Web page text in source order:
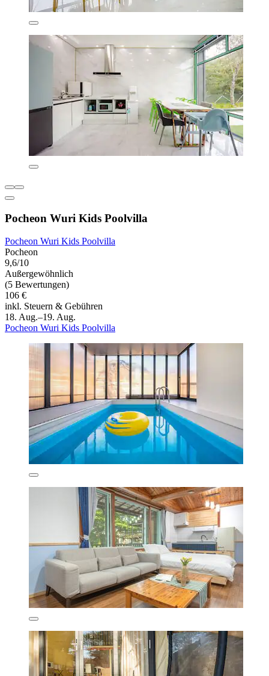
Pocheon Wuri Kids Poolvilla
Pocheon Wuri Kids Poolvilla
Pocheon
9,6/10
Außergewöhnlich
(5 Bewertungen)
106 €
inkl. Steuern & Gebühren
18. Aug.–19. Aug.
Pocheon Wuri Kids Poolvilla